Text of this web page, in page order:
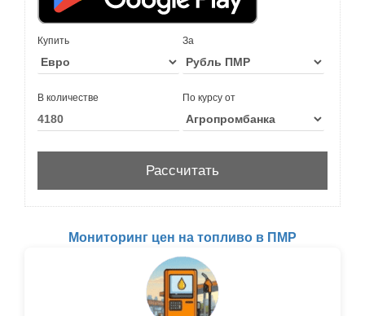
Купить За
В количестве По курсу от
Мониторинг цен на топливо в ПМР